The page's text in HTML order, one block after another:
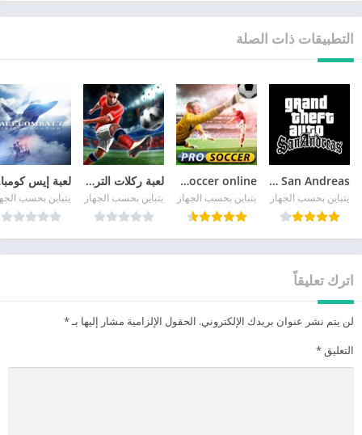
التطبيقات ذات الصلة
GTA San Andreas
يتباين بحسب الجهاز
pro soccer online مهكرة
يتباين بحسب الجهاز
لعبة ركلات الترجيح
يتباين بحسب الجهاز يتباين بحسب
اترك تعليقاً
لن يتم نشر عنوان بريدك الإلكتروني. الحقول الإلزامية مشار إليها بـ*
التعليق *